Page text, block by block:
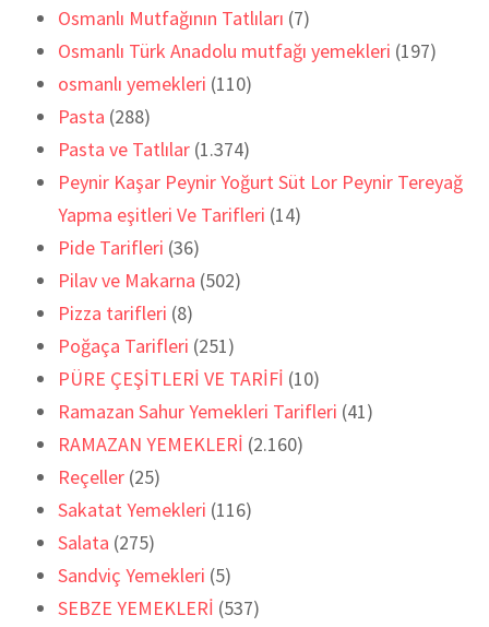
Osmanlı Mutfağının Tatlıları (7)
Osmanlı Türk Anadolu mutfağı yemekleri (197)
osmanlı yemekleri (110)
Pasta (288)
Pasta ve Tatlılar (1.374)
Peynir Kaşar Peynir Yoğurt Süt Lor Peynir Tereyağ
Yapma eşitleri Ve Tarifleri (14)
Pide Tarifleri (36)
Pilav ve Makarna (502)
Pizza tarifleri (8)
Poğaça Tarifleri (251)
PÜRE ÇEŞİTLERİ VE TARİFİ (10)
Ramazan Sahur Yemekleri Tarifleri (41)
RAMAZAN YEMEKLERİ (2.160)
Reçeller (25)
Sakatat Yemekleri (116)
Salata (275)
Sandviç Yemekleri (5)
SEBZE YEMEKLERİ (537)